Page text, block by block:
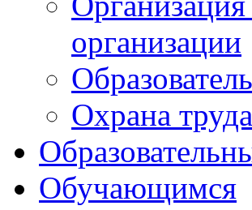
организации
Охрана труда
Обучающимся